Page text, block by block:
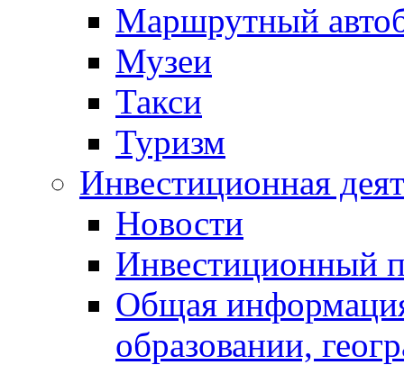
Маршрутный
Музеи
Такси
Туризм
Инвестиционная
Новости
Инвестиционный
Общая
образовании,